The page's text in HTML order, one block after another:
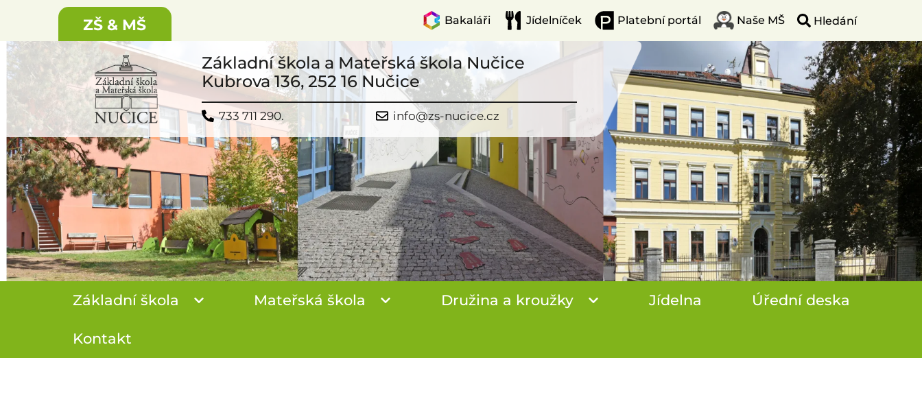
ZŠ & MŠ Bakaláři Jídelníček Platební portál Naše MŠ
Základní škola a Mateřská škola Nučice
Kubrova 136, 252 16 Nučice
733 711 290. info@zs-nucice.cz
Základní škola Mateřská škola Družina a kroužky Jídelna Úřední deska
Kontakt